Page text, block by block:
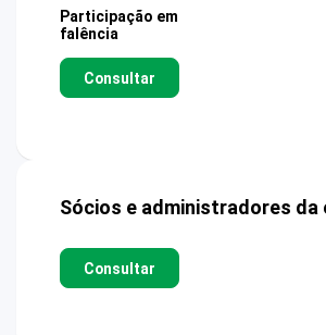
Participação em
falência
Consultar
Sócios e administradores da
Consultar